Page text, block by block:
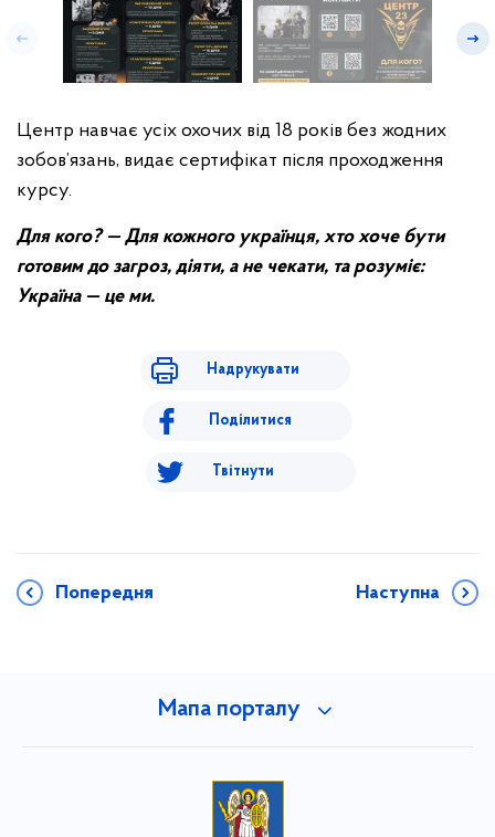
Центр навчає усіх охочих від 18 років без жодних
зобов’язань, видає сертифікат після проходження
курсу.
Для кого? — Для кожного українця, хто хоче бути
готовим до загроз, діяти, а не чекати, та розуміє:
Україна — це ми.
Надрукувати
Поділитися
Твітнути
Попередня Наступна
Мапа порталу